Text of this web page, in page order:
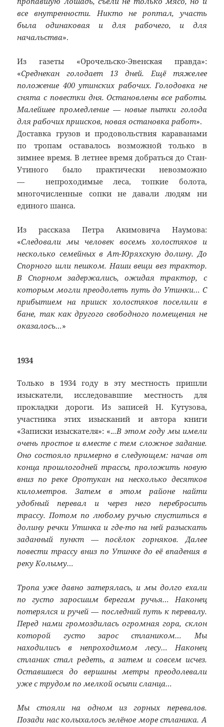
все внутренности. Никто не роптал, участь
была одинаковая и для рабочего, и для
начальства».
Из газеты «Орочельско-Эвенская правда»:
«Среднекан голодает 13 дней. Ещё тяжелее
положение 400 утинских рабочих. Голодовка не
снята с повестки дня. Остановлены все работы.
Малейшее промедление — новые пытки голода
для рабочих приисков, новая остановка работ».
Доставка грузов и продовольствия караванами
по тропам оставалось возможной только в
зимнее время. В летнее время добраться до Стан-
Утиного было практически невозможно
— непроходимые леса, топкие болота,
многочисленные сопки не давали людям ни
единого шанса.
Из рассказа Петра Акимовича Наумова:
«Следовали мы человек восемь холостяков и
несколько семейных в Ат-Юряхскую долину. До
Спорного шли пешком. Наши вещи вез трактор.
В Спорном задержались, ожидая трактор, с
которым могли преодолеть путь до Утинки… С
прибытием на прииск холостяков поселили в
бане, так как другого свободного помещения не
оказалось…»
1934
Только в 1934 году в эту местность пришли
изыскатели, исследовавшие местность для
прокладки дороги. Из записей Н. Кутузова,
участника этих изысканий и автора книги
«Записки изыскателя»: «...В этом году мы имели
очень простое и вместе с тем сложное задание.
Оно состояло примерно в следующем: начав от
конца прошлогодней трассы, проложить новую
вниз по реке Оротукан на несколько десятков
километров. Затем в этом районе найти
удобный перевал и через него перебросить
трассу. Потом по любому ручью спуститься в
долину речки Утинка и где-то на ней разыскать
заданный пункт — посёлок горняков. Далее
повести трассу вниз по Утинке до её впадения в
реку Колыму…
Тропа уже давно затерялась, и мы долго ехали
по густо заросшим берегам ручья… Наконец
потерялся и ручей — последний путь к перевалу.
Перед нами громоздилась огромная гора, склон
которой густо зарос стлаником… Мы
находились в непроходимом лесу… Наконец
стланик стал редеть, а затем и совсем исчез.
Оставшиеся до вершины метры преодолевали
уже с трудом по мелкой осыпи сланца…
Мы стояли на одном из горных перевалов.
Позади нас колыхалось зелёное море стланика. А